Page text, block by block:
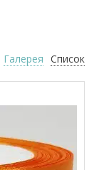
Галерея Список